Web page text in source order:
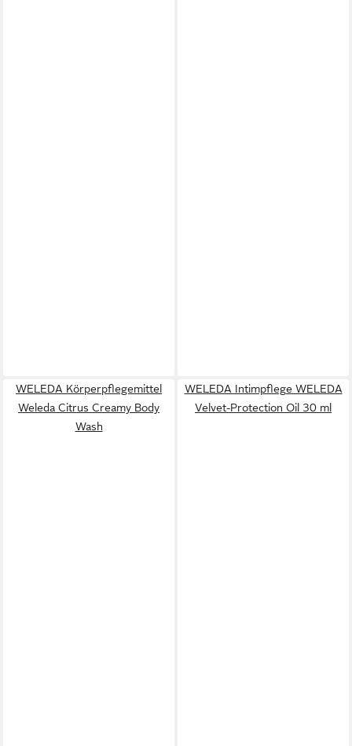
WELEDA Körperpflegemittel
Weleda Citrus Creamy Body
Wash
WELEDA Intimpflege WELEDA
Velvet-Protection Oil 30 ml